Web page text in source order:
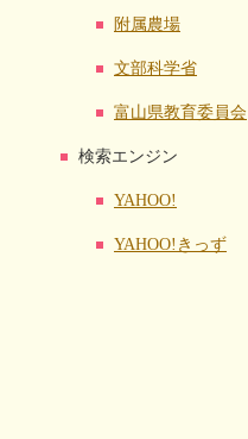
附属農場
文部科学省
富山県教育委員会
検索エンジン
YAHOO!
YAHOO!きっず